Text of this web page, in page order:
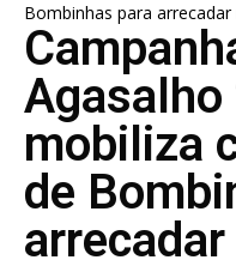
Bombinhas para
mobiliza
de